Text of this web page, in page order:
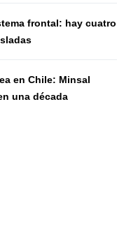
frontal: hay cuatro
en Chile: Minsal
una década